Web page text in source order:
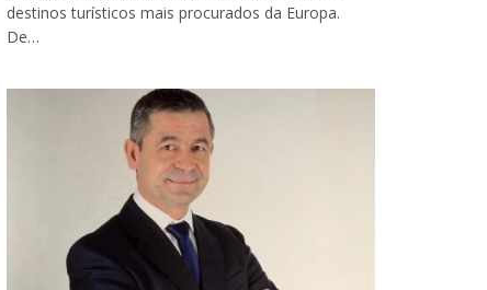
destinos turísticos mais procurados da Europa.
De…